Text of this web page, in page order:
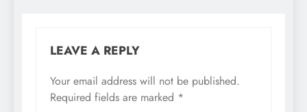
LEAVE A REPLY
Your email address will not be published.
Required fields are marked *